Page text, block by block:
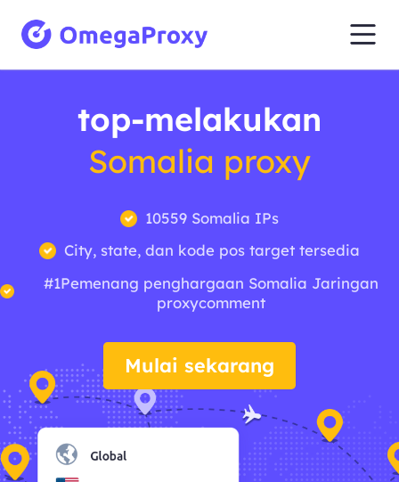
top-melakukan
Somalia proxy
10559 Somalia IPs
City, state, dan kode pos target tersedia
#1Pemenang penghargaan Somalia Jaringan
proxycomment
Mulai sekarang